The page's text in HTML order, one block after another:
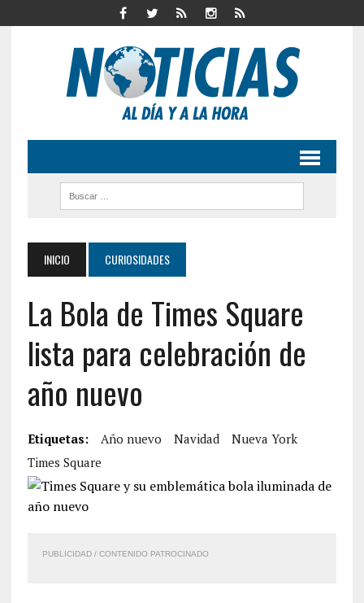
INICIO CURIOSIDADES
La Bola de Times Square
lista para celebración de
año nuevo
Etiquetas: Año nuevo Navidad
Nueva York
Times Square
PUBLICIDAD / CONTENIDO PATROCINADO